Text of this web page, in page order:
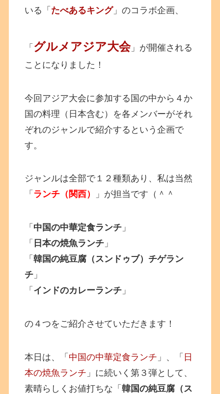
いる「 たべあるキング」のコラボ企画、
「 グルメアジア大会」が開催される
ことになりました！
今回アジア大会に参加する国の中から４か
国の料理（日本含む）を各メンバーがそれ
ぞれのジャンルで紹介するという企画で
す。
ジャンルは全部で１２種類あり、私は当然
「 ランチ（関西） 」 が担当です（＾＾
「 中国の中華定食ランチ 」
「 日本の焼魚ランチ 」
「韓国の純豆腐（スンドゥブ）チゲラン
チ 」
「 インドのカレーランチ 」
の４つをご紹介させていただきます！
本日は、「 中国の中華定食ランチ 」、「 日
本の焼魚ランチ 」に続いく第３弾として、
素晴らしくお値打ちな「韓国の純豆腐（ス